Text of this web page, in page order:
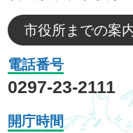
市役所までの案
電話番号
0297-23-2111
開庁時間